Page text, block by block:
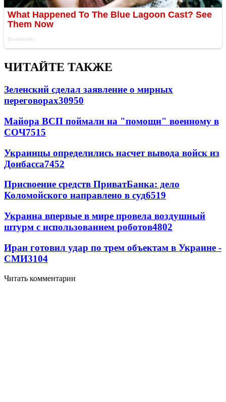
ЧИТАЙТЕ ТАКЖЕ
Зеленский сделал заявление о мирных
переговорах30950
Майора ВСП поймали на "помощи" военному в
СОЧ7515
Украинцы определились насчет вывода войск из
Донбасса7452
Присвоение средств ПриватБанка: дело
Коломойского направлено в суд6519
Украина впервые в мире провела воздушный
штурм с использованием роботов4802
Иран готовил удар по трем объектам в Украине -
СМИ3104
Читать комментарии